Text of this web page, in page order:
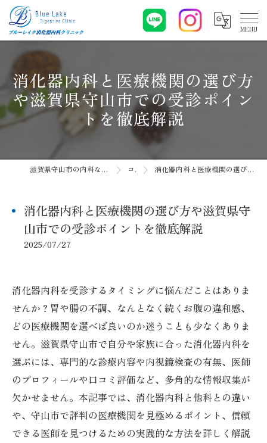
消化器内科と医療機関の選び方
や滋賀県守山市での受診ポイン
トを徹底解説
滋賀県守山市の内科ならブルーレイク消化器内科クリニック コラム 消化器内科と医療機関の選び方や滋賀県守山市での受診ポイントを徹底解説
消化器内科と医療機関の選び方や滋賀県守
山市での受診ポイントを徹底解説
2025/07/27
消化器内科を受診するタイミングに悩んだことはありま
せんか？胃や腸の不調、なんとなく続くお腹の違和感、
どの医療機関を選べば良いのか迷うことも少なくありま
せん。滋賀県守山市で自分や家族に合った消化器内科を
選ぶには、専門的な診療内容や内視鏡検査の有無、医師
のプロフィールや口コミ評価など、多角的な情報収集が
欠かせません。本記事では、消化器内科と他科との違い
や、守山市で評判の医療機関を見極めるポイント、信頼
できる医師を見つけるための実践的な方法を詳しく解説